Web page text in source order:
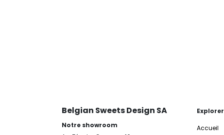
Belgian Sweets Design SA
Notre showroom
Explorer
Accueil